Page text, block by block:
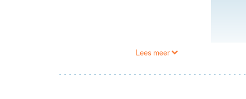
Lees meer